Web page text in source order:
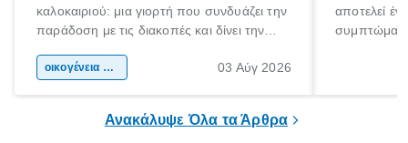
καλοκαιριού: μια γιορτή που συνδυάζει την
παράδοση με τις διακοπές και δίνει την
χώρας. Είτε πρόκειται για λίγες μέρες
οικογένεια & παιδί 03 Αύγ 2026
αποτελεί
Ανακάλυψε Όλα τα Άρθρα